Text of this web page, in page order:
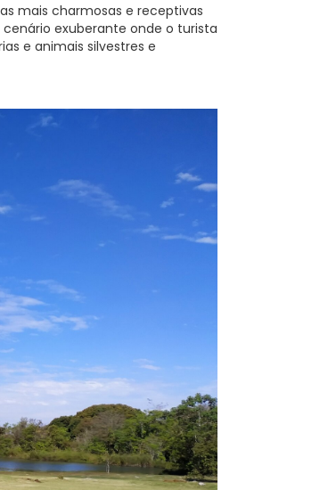
mais charmosas e receptivas
exuberante onde o turista
e animais silvestres e